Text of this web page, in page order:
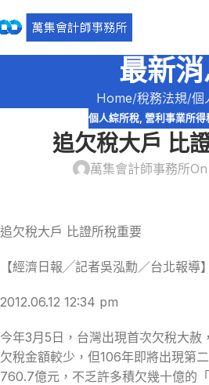
最新
Home 稅務法規 個
個人綜所稅, 營利事業所得
追欠稅大戶 比
萬集會計師事務所
追欠稅大戶 比證所稅重要
【經濟日報╱記者吳泓勳／台北報導】
2012.06.12 12:34 pm
今年3月5日，台灣出現首次欠稅大赦
欠稅金額較少，但106年即將出現第
760.7億元，不乏許多積欠幾十億的